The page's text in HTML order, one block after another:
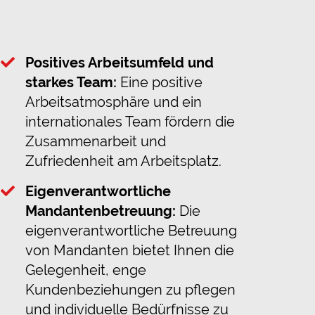
Positives Arbeitsumfeld und
starkes Team: Eine positive
Arbeitsatmosphäre und ein
internationales Team fördern die
Zusammenarbeit und
Zufriedenheit am Arbeitsplatz.
Eigenverantwortliche
Mandantenbetreuung: Die
eigenverantwortliche Betreuung
von Mandanten bietet Ihnen die
Gelegenheit, enge
Kundenbeziehungen zu pflegen
und individuelle Bedürfnisse zu